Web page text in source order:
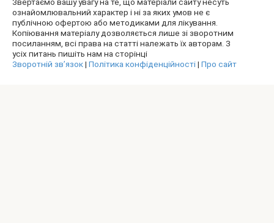
ознайомлювальний характер і ні за яких умов не є
публічною офертою або методиками для лікування.
Копіювання матеріалу дозволяється лише зі зворотним
посиланням, всі права на статті належать їх авторам. З
усіх питань пишіть нам на сторінці
Зворотній зв’язок| Політика конфіденційності| Про сайт